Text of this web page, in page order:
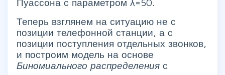
Теперь взглянем на ситуацию не с
позиции телефонной станции, а с
позиции поступления отдельных звонков,
и построим модель на основе
Биномиального распределения с